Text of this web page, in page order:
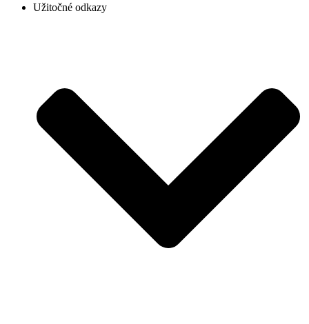
Užitočné odkazy